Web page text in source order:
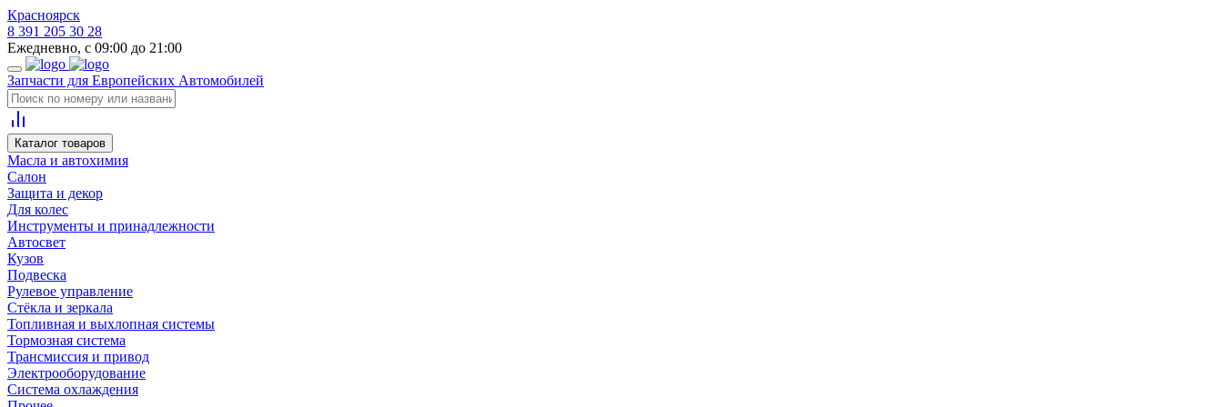
Красноярск
8 391 205 30 28
Ежедневно, с 09:00 до 21:00
Запчасти для Европейских Автомобилей
Каталог товаров
Масла и автохимия
Салон
Защита и декор
Для колес
Инструменты и принадлежности
Автосвет
Кузов
Подвеска
Рулевое управление
Стёкла и зеркала
Топливная и выхлопная системы
Тормозная система
Трансмиссия и привод
Электрооборудование
Система охлаждения